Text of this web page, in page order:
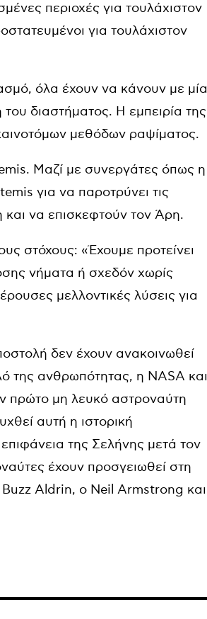
περιοχές για τουλάχιστον
για τουλάχιστον
όλα έχουν να κάνουν με μία
διαστήματος. Η εμπειρία της
μεθόδων ραψίματος.
Μαζί με συνεργάτες όπως η
για να παροτρύνει τις
και να επισκεφτούν τον Άρη.
στόχους: «Έχουμε προτείνει
νήματα ή σχεδόν χωρίς
μελλοντικές λύσεις για
δεν έχουν ανακοινωθεί
της ανθρωπότητας, η NASA και
πρώτο μη λευκό αστροναύτη
αυτή η ιστορική
της Σελήνης μετά τον
έχουν προσγειωθεί στη
Buzz Aldrin, ο Neil Armstrong και